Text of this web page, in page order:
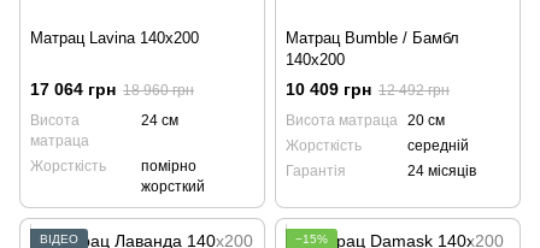
Матрац Lavina 140x200
17 064 грн 18 960 грн
Висота
матраца
24 см
Жорсткість
помірно
жорсткий
Матрац Bumble / Бамбл
140x200
10 409 грн 12 492 грн
Висота матраца 20 см
Жорсткість
середній
Гарантія
24 місяців
ВІДЕО
−15%